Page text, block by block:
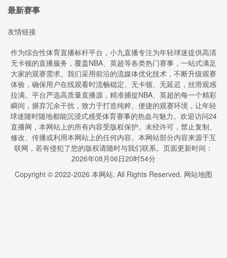
最新赛事
友情链接
作为综合性体育直播标杆平台，小九直播专注为年轻球迷提供高清
无卡顿的直播服务，覆盖NBA、英超等各类热门赛事，一站式满足
大家的观赛需求。我们采用前沿的流媒体优化技术，不断升级观赛
体验，确保用户在线观看时流畅稳定、无卡顿、无延迟，丝滑观感
拉满。平台严选高质量直播源，精准捕捉NBA、英超的每一个精彩
瞬间，摒弃冗余干扰，致力于打造纯粹、便捷的观赛环境，让年轻
球迷随时随地都能沉浸式感受体育赛事的热血与魅力。欢迎访问24
直播网，本网站上的所有内容受版权保护。未经许可，禁止复制、
修改、传播或利用本网站上的任何内容。本网站部分内容来源于互
联网，若有侵犯了您的版权请随时与我们联系。页面更新时间：
2026年08月06日20时54分
Copyright © 2022-2026 本网站. All Rights Reserved. 网站地图